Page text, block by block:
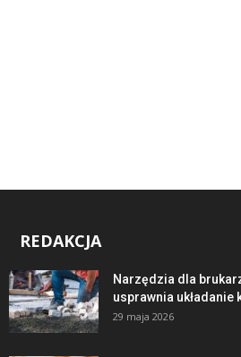
REDAKCJA
Narzędzia dla
usprawnia układanie
29 maja 2026